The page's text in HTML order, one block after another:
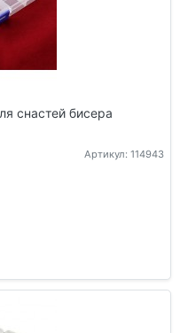
снастей бисера
Артикул: 114943